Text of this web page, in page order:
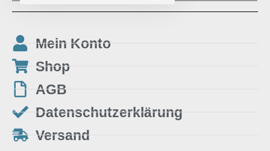
Mein Konto
Shop
AGB
Datenschutzerklärung
Versand